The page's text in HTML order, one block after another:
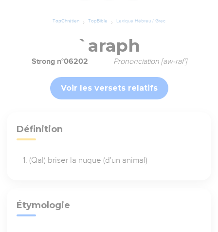
TopChrétien TopBible Lexique Hébreu / Grec
`araph
Strong n°06202 Prononciation [aw-raf']
Voir les versets relatifs
Définition
(Qal) briser la nuque (d'un animal)
Étymologie